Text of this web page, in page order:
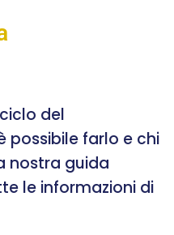
del
possibile farlo e chi
nostra guida
le informazioni di